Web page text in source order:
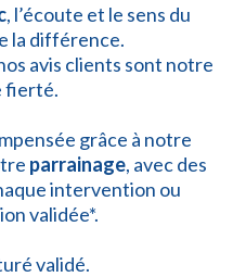
, l’écoute et le sens du
la différence.
avis clients sont notre
fierté.
grâce à notre
parrainage, avec des
intervention ou
validée*.
validé.